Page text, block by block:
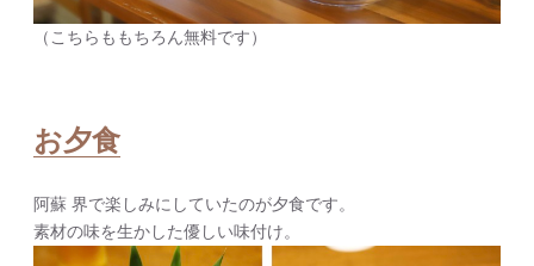
（こちらももちろん無料です）
お夕食
阿蘇 界で楽しみにしていたのが夕食です。
素材の味を生かした優しい味付け。